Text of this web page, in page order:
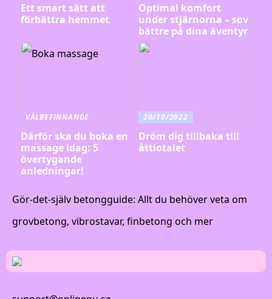
Ett smart sätt att
förbättra hemmet
Optimal komfort
under stjärnorna – sov
bättre på dina äventyr
VÄLBEFINNANDE
Därför ska du boka en
massage idag: 5
övertygande
anledningar!
20/10/2022
Dröm dig tillbaka till
åttiotalet
Gör-det-själv betongguide: Allt du behöver veta om
grovbetong, vibrostavar, finbetong och mer